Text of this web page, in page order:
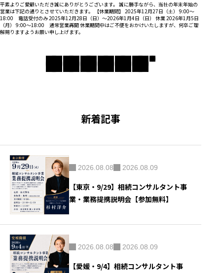
平素よりご愛顧いただき誠にありがとうございます。 誠に勝手ながら、当社の年末年始の
営業は下記の通りとさせていただきます。 【休業期間】 2025年12月27日（土） 9:00～
18:00 電話受付のみ 2025年12月28日（日）～2026年1月4日（日） 休業 2026年1月5日
（月） 9:00～18:00 通常営業再開 休業期間中はご不便をおかけいたしますが、何卒ご理
解賜りますようお願い申し上げます。
新着記事
2026.08.08 2026.08.09
【東京・9/29】相続コンサルタント事
業・業務提携説明会【参加無料】
2026.08.08 2026.08.09
【愛媛・9/4】相続コンサルタント事